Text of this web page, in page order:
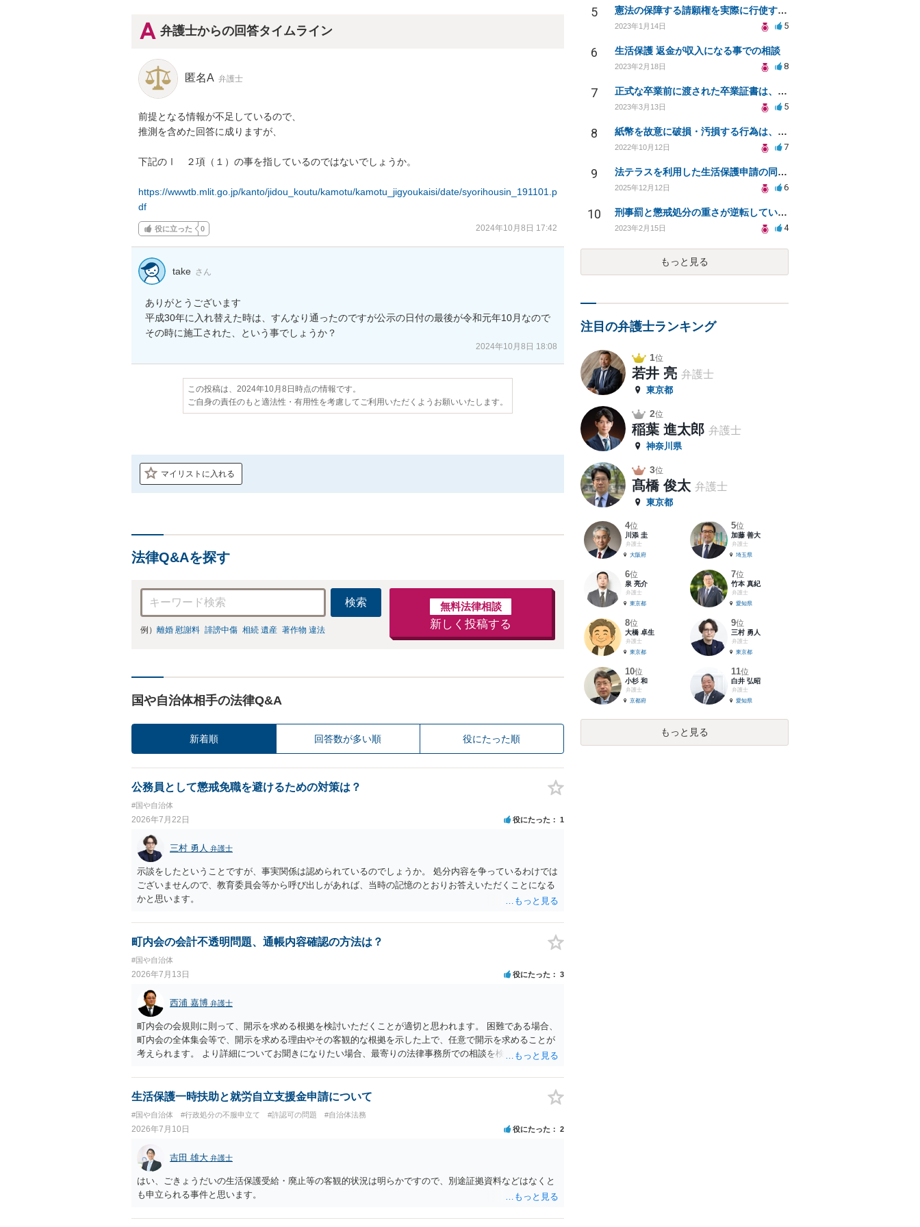
弁護士からの回答タイムライン
匿名A 弁護士
前提となる情報が不足しているので、
推測を含めた回答に成りますが、
下記のⅠ　２項（１）の事を指しているのではないでしょうか。
https://wwwtb.mlit.go.jp/kanto/jidou_koutu/kamotu/kamotu_jigyoukaisi/date/syorihousin_191101.p
df
役に立った 0 2024年10月8日 17:42
take さん
ありがとうございます
平成30年に入れ替えた時は、すんなり通ったのですが公示の日付の最後が令和元年10月なので
その時に施工された、という事でしょうか？
2024年10月8日 18:08
この投稿は、2024年10月8日時点の情報です。
ご自身の責任のもと適法性・有用性を考慮してご利用いただくようお願いいたします。
マイリストに入れる
法律Q&Aを探す
検索
例） 離婚 慰謝料 誹謗中傷 相続 遺産 著作物 違法
無料法律相談
新しく投稿する
国や自治体相手の法律Q&A
新着順 回答数が多い順 役にたった順
公務員として懲戒免職を避けるための対策は？
#国や自治体
2026年7月22日 役にたった 1
三村 勇人 弁護士
示談をしたということですが、事実関係は認められているのでしょうか。 処分内容を争っているわけでは
ございませんので、教育委員会等から呼び出しがあれば、当時の記憶のとおりお答えいただくことになる
かと思います。
町内会の会計不透明問題、通帳内容確認の方法は？
#国や自治体
2026年7月13日 役にたった 3
西浦 嘉博 弁護士
町内会の会規則に則って、開示を求める根拠を検討いただくことが適切と思われます。 困難である場合、
町内会の全体集会等で、開示を求める理由やその客観的な根拠を示した上で、任意で開示を求めることが
考えられます。 より詳細についてお聞きになりたい場合、最寄りの法律事務所での相談を検討ください。
生活保護一時扶助と就労自立支援金申請について
#国や自治体 #行政処分の不服申立て #許認可の問題 #自治体法務
2026年7月10日 役にたった 2
吉田 雄大 弁護士
はい、ごきょうだいの生活保護受給・廃止等の客観的状況は明らかですので、別途証拠資料などはなくと
も申立られる事件と思います。
5 憲法の保障する請願権を実際に行使するには、具体的にはどのような手続きを踏めばよいのですか？
2023年1月14日 5
6 生活保護 返金が収入になる事での相談
2023年2月18日 8
7 正式な卒業前に渡された卒業証書は、卒業までは法的意義ある？卒業証書授与後に卒業撤回されたらどうなる？
2023年3月13日 5
8 紙幣を故意に破損・汚損する行為は、違法ではなくても、「権利の濫用」や「公序良俗に反する行為」に該当？
2022年10月12日 7
9 法テラスを利用した生活保護申請の同行依頼について
2025年12月12日 6
10 刑事罰と懲戒処分の重さが逆転している場合、法的には、どちらのが罪が〝重い〟ということになるのか？
2023年2月15日 4
もっと見る
注目の弁護士ランキング
1位
若井 亮 弁護士
東京都
2位
稲葉 進太郎 弁護士
神奈川県
3位
髙橋 俊太 弁護士
東京都
4位
川添 圭
弁護士
大阪府
5位
加藤 善大
弁護士
埼玉県
6位
泉 亮介
弁護士
東京都
7位
竹本 真紀
弁護士
愛知県
8位
大橋 卓生
弁護士
東京都
9位
三村 勇人
弁護士
東京都
10位
小杉 和
弁護士
京都府
11位
白井 弘昭
弁護士
愛知県
もっと見る